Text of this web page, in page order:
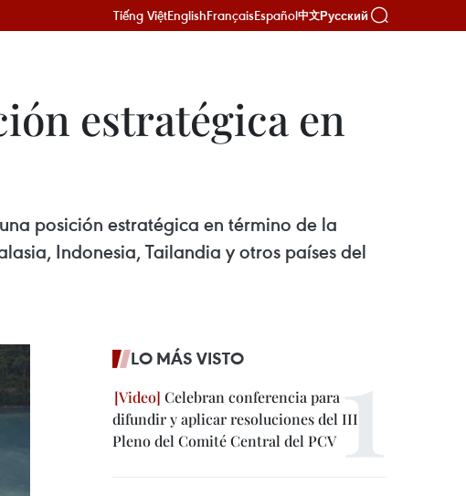
Tiếng ViệtEnglishFrançaisEspañol中文Русский
estratégica en
posición estratégica en término de la
Indonesia, Tailandia y otros países del
LO MÁS VISTO
Celebran conferencia para
difundir y aplicar resoluciones del III
Pleno del Comité Central del PCV